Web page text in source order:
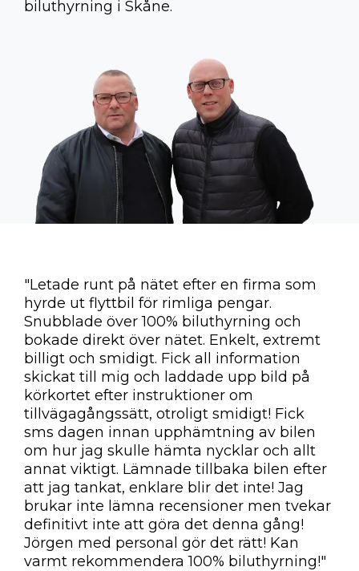
biluthyrning i Skåne.
"Letade runt på nätet efter en firma som
hyrde ut flyttbil för rimliga pengar.
Snubblade över 100% biluthyrning och
bokade direkt över nätet. Enkelt, extremt
billigt och smidigt. Fick all information
skickat till mig och laddade upp bild på
körkortet efter instruktioner om
tillvägagångssätt, otroligt smidigt! Fick
sms dagen innan upphämtning av bilen
om hur jag skulle hämta nycklar och allt
annat viktigt. Lämnade tillbaka bilen efter
att jag tankat, enklare blir det inte! Jag
brukar inte lämna recensioner men tvekar
definitivt inte att göra det denna gång!
Jörgen med personal gör det rätt! Kan
varmt rekommendera 100% biluthyrning!"